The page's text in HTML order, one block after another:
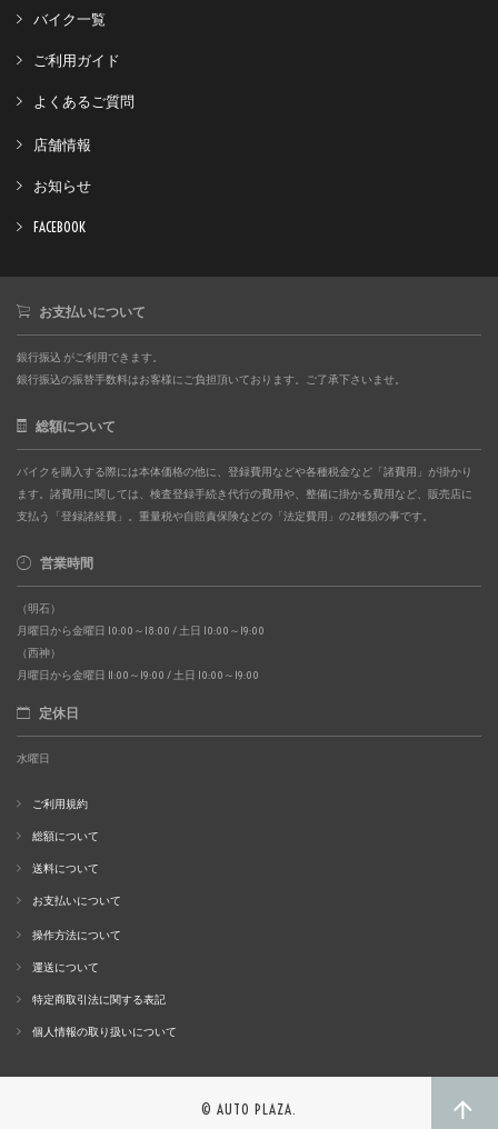
バイク一覧
ご利用ガイド
よくあるご質問
店舗情報
お知らせ
FACEBOOK
お支払いについて
銀行振込 がご利用できます。
銀行振込の振替手数料はお客様にご負担頂いております。ご了承下さいませ。
総額について
バイクを購入する際には本体価格の他に、登録費用などや各種税金など「諸費用」が掛かり
ます。諸費用に関しては、検査登録手続き代行の費用や、整備に掛かる費用など、販売店に
支払う「登録諸経費」。重量税や自賠責保険などの「法定費用」の2種類の事です。
営業時間
（明石）
月曜日から金曜日 10:00～18:00 / 土日 10:00～19:00
（西神）
月曜日から金曜日 11:00～19:00 / 土日 10:00～19:00
定休日
水曜日
ご利用規約
総額について
送料について
お支払いについて
操作方法について
運送について
特定商取引法に関する表記
個人情報の取り扱いについて
© AUTO PLAZA.